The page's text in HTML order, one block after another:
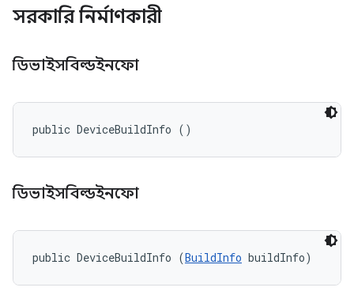
সরকারি নির্মাণকারী
ডিভাইসবিল্ডইনফো
public DeviceBuildInfo ()
ডিভাইসবিল্ডইনফো
public DeviceBuildInfo (BuildInfo buildInfo)